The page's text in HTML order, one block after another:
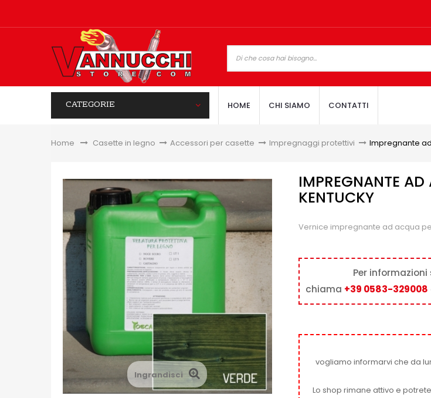
CATEGORIE HOME CHI SIAMO CONTATTI
Home &gt;Casette in legno > Accessori per casette > Impregnaggi protettivi > Impregnante
Ingrandisci
IMPREGNANTE
KENTUCKY
Vernice impregnante ad acqua
Per informazioni
chiama +39 0583-329008
vogliamo informarvi che da
Lo shop rimane attivo e